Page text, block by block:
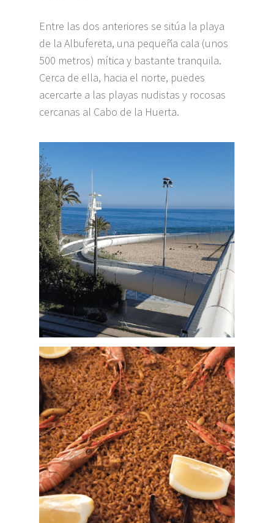
Entre las dos anteriores se sitúa la playa
de la Albufereta, una pequeña cala (unos
500 metros) mítica y bastante tranquila.
Cerca de ella, hacia el norte, puedes
acercarte a las playas nudistas y rocosas
cercanas al Cabo de la Huerta.